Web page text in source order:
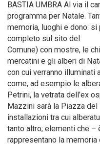
BASTIA UMBRA Al via il
programma per Natale.
memoria, luoghi e dono:
completo sul sito del
Comune) con mostre, le
mercatini e gli alberi di
con cui verranno illuminati
come, ad esempio le
Petrini, la vetrata dell’ex
Mazzini sarà la Piazza del
installazioni tra cui
tanto altro; elementi che
rappresentano la